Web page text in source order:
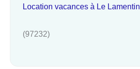
Location vacances à Le Lamentin
(97232)